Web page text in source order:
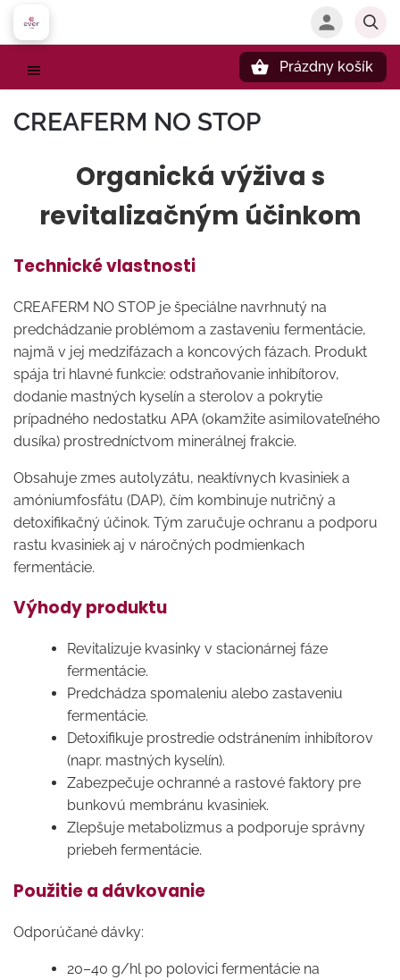
Prázdny košík
CREAFERM NO STOP
Organická výživa s
revitalizačným účinkom
Technické vlastnosti
CREAFERM NO STOP je špeciálne navrhnutý na
predchádzanie problémom a zastaveniu fermentácie,
najmä v jej medzifázach a koncových fázach. Produkt
spája tri hlavné funkcie: odstraňovanie inhibítorov,
dodanie mastných kyselín a sterolov a pokrytie
prípadného nedostatku APA (okamžite asimilovateľného
dusíka) prostredníctvom minerálnej frakcie.
Obsahuje zmes autolyzátu, neaktívnych kvasiniek a
amóniumfosfátu (DAP), čím kombinuje nutričný a
detoxifikačný účinok. Tým zaručuje ochranu a podporu
rastu kvasiniek aj v náročných podmienkach
fermentácie.
Výhody produktu
Revitalizuje kvasinky v stacionárnej fáze
fermentácie.
Predchádza spomaleniu alebo zastaveniu
fermentácie.
Detoxifikuje prostredie odstránením inhibítorov
(napr. mastných kyselín).
Zabezpečuje ochranné a rastové faktory pre
bunkovú membránu kvasiniek.
Zlepšuje metabolizmus a podporuje správny
priebeh fermentácie.
Použitie a dávkovanie
Odporúčané dávky:
20–40 g/hl po polovici fermentácie na